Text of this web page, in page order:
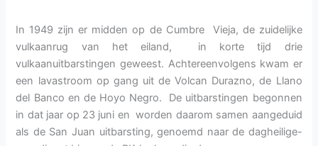
In 1949 zijn er midden op de Cumbre Vieja, de zuidelijke
vulkaanrug van het eiland, in korte tijd drie
vulkaanuitbarstingen geweest. Achtereenvolgens kwam er
een lavastroom op gang uit de Volcan Durazno, de Llano
del Banco en de Hoyo Negro. De uitbarstingen begonnen
in dat jaar op 23 juni en worden daarom samen aangeduid
als de San Juan uitbarsting, genoemd naar de dagheilige-